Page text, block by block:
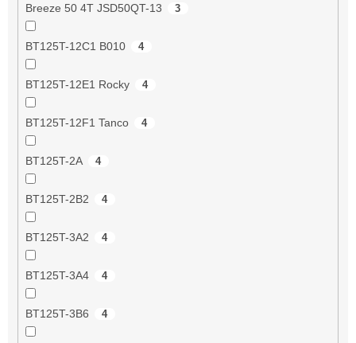
Breeze 50 4T JSD50QT-13 3
BT125T-12C1 B010 4
BT125T-12E1 Rocky 4
BT125T-12F1 Tanco 4
BT125T-2A 4
BT125T-2B2 4
BT125T-3A2 4
BT125T-3A4 4
BT125T-3B6 4